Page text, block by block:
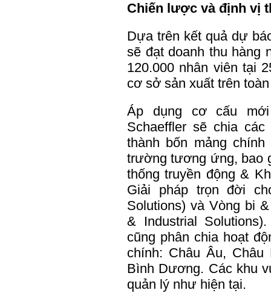
Chiến lược và định vị
Dựa trên kết quả dự
sẽ đạt doanh thu hàng
120.000 nhân viên tại
cơ sở sản xuất trên
Áp dụng cơ cấu
Schaeffler sẽ chia
thành bốn mảng
trường tương ứng, bao
thống truyền động &
Giải pháp trọn đời
Solutions) và Vòng bi
& Industrial
cũng phân chia hoạt
chính: Châu Âu, Châu
Bình Dương. Các khu
quản lý như hiện tại.